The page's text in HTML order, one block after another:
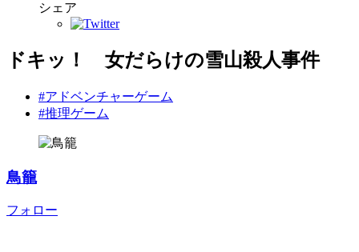
シェア
ドキッ！ 女だらけの雪山殺人事件
#アドベンチャーゲーム
#推理ゲーム
鳥籠
フォロー